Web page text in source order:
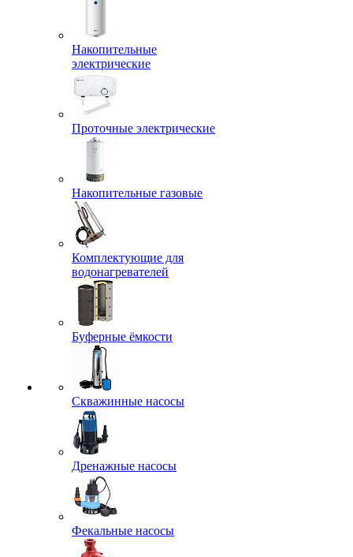
Накопительные
электрические
Проточные электрические
Накопительные газовые
Комплектующие для
водонагревателей
Буферные ёмкости
Скважинные насосы
Дренажные насосы
Фекальные насосы